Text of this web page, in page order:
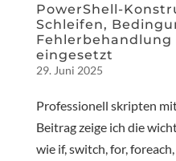
PowerShell-
Schleifen,
Fehlerbehandlung
eingesetzt
29. Juni 2025
Professionell skripten
Beitrag zeige ich die
wie if, switch, for,